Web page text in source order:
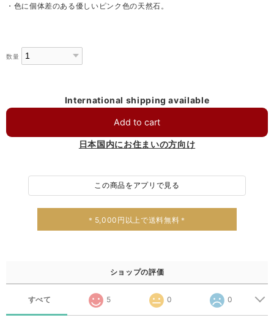
・色に個体差のある優しいピンク色の天然石。
数量
International shipping available
Add to cart
日本国内にお住まいの方向け
この商品をアプリで見る
＊5,000円以上で送料無料＊
ショップの評価
すべて 5 0 0